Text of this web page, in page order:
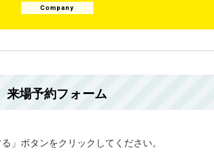
Company
来場予約フォーム
」ボタンをクリックしてください。